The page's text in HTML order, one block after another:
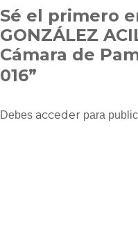
Sé el primero
GONZÁLEZ
Cámara de
016”
Debes acceder para